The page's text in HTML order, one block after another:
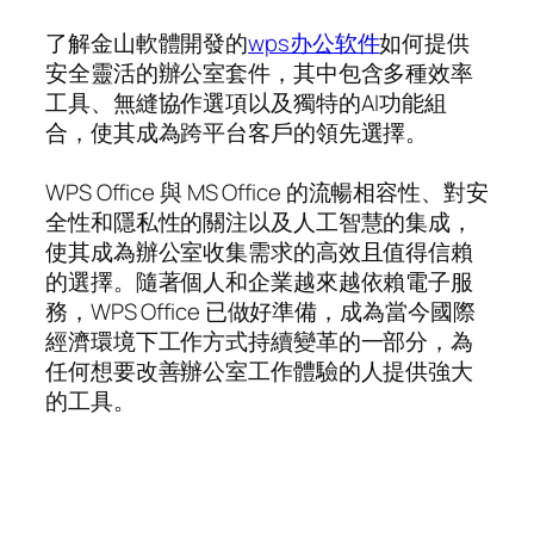
了解金山軟體開發的wps办公软件如何提供
安全靈活的辦公室套件，其中包含多種效率
工具、無縫協作選項以及獨特的AI功能組
合，使其成為跨平台客戶的領先選擇。
WPS Office 與 MS Office 的流暢相容性、對安
全性和隱私性的關注以及人工智慧的集成，
使其成為辦公室收集需求的高效且值得信賴
的選擇。隨著個人和企業越來越依賴電子服
務，WPS Office 已做好準備，成為當今國際
經濟環境下工作方式持續變革的一部分，為
任何想要改善辦公室工作體驗的人提供強大
的工具。